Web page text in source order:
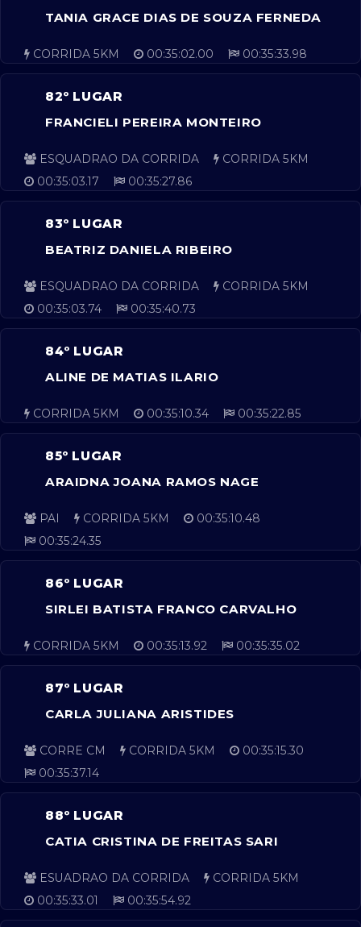
TANIA GRACE DIAS DE SOUZA FERNEDA
CORRIDA 5KM 00:35:02.00 00:35:33.98
82º LUGAR
FRANCIELI PEREIRA MONTEIRO
ESQUADRAO DA CORRIDA
CORRIDA 5KM
00:35:03.17
00:35:27.86
83º LUGAR
BEATRIZ DANIELA RIBEIRO
ESQUADRAO DA CORRIDA
CORRIDA 5KM
00:35:03.74
00:35:40.73
84º LUGAR
ALINE DE MATIAS ILARIO
CORRIDA 5KM 00:35:10.34 00:35:22.85
85º LUGAR
ARAIDNA JOANA RAMOS NAGE
PAI CORRIDA 5KM
00:35:10.48
00:35:24.35
86º LUGAR
SIRLEI BATISTA FRANCO CARVALHO
CORRIDA 5KM 00:35:13.92 00:35:35.02
87º LUGAR
CARLA JULIANA ARISTIDES
CORRE CM CORRIDA 5KM
00:35:15.30
00:35:37.14
88º LUGAR
CATIA CRISTINA DE FREITAS SARI
ESUADRAO DA CORRIDA
CORRIDA 5KM
00:35:33.01
00:35:54.92